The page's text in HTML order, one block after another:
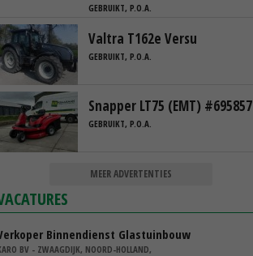
GEBRUIKT, P.O.A.
Valtra T162e Versu
GEBRUIKT, P.O.A.
Snapper LT75 (EMT) #695857
GEBRUIKT, P.O.A.
MEER ADVERTENTIES
Binnendienst Glastuinbouw
BV - ZWAAGDIJK, NOORD-HOLLAND,